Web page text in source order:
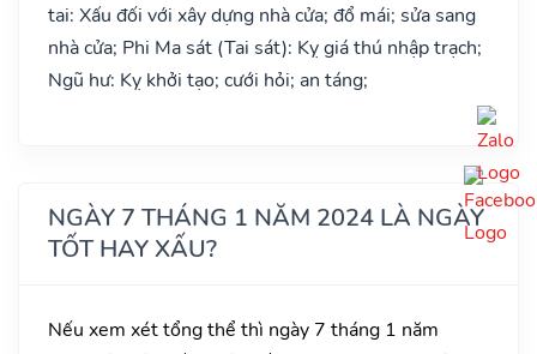
tai: Xấu đối với xây dựng nhà cửa; đổ mái; sửa sang
nhà cửa; Phi Ma sát (Tai sát): Kỵ giá thú nhập trạch;
Ngũ hư: Kỵ khởi tạo; cưới hỏi; an táng;
NGÀY 7 THÁNG 1 NĂM 2024 LÀ NGÀY
TỐT HAY XẤU?
Nếu xem xét tổng thể thì ngày 7 tháng 1 năm